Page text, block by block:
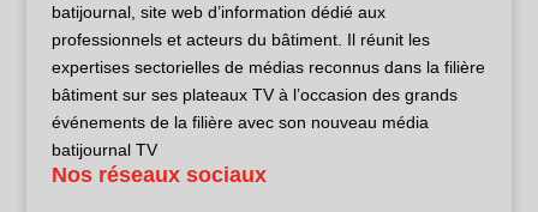
batijournal, site web d’information dédié aux
professionnels et acteurs du bâtiment. Il réunit les
expertises sectorielles de médias reconnus dans la filière
bâtiment sur ses plateaux TV à l’occasion des grands
événements de la filière avec son nouveau média
batijournal TV
Nos réseaux sociaux